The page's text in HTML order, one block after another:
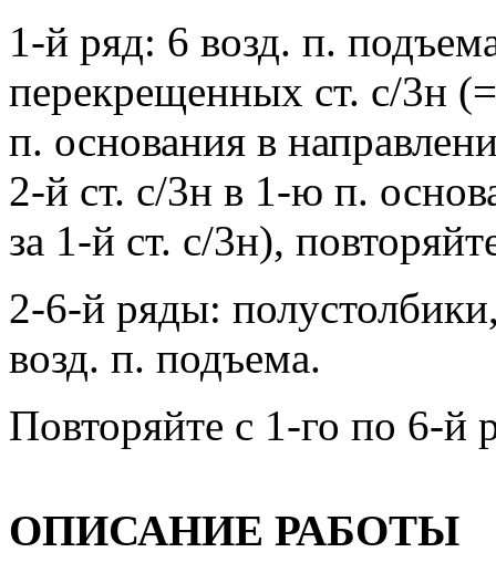
1-й ряд: 6 возд. п.
перекрещенных ст. с/3н
п. основания в
2-й ст. с/3н в 1-ю п.
за 1-й ст. с/3н),
2-6-й ряды:
возд. п. подъема.
Повторяйте с 1-го по 6-й
ОПИСАНИЕ РАБОТЫ